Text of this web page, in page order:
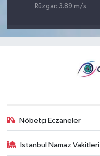
Rüzgar: 3.89 m/s
Nöbetçi Eczaneler
İstanbul Namaz Vakitleri